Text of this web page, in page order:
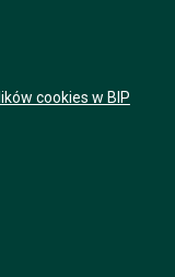
cookies w BIP